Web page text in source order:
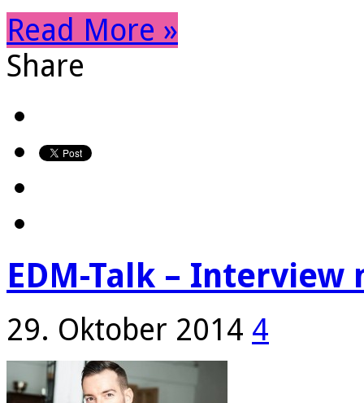
Read More »
Share
EDM-Talk – Interview
29. Oktober 2014 4